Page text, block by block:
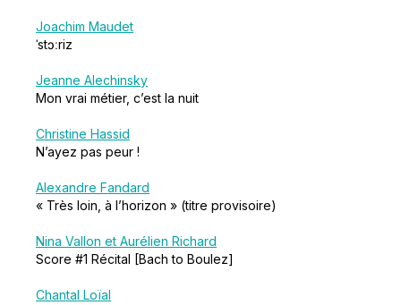
Joachim Maudet
ˈstɔːriz
Jeanne Alechinsky
Mon vrai métier, c’est la nuit
Christine Hassid
N’ayez pas peur !
Alexandre Fandard
« Très loin, à l’horizon » (titre provisoire)
Nina Vallon et Aurélien Richard
Score #1 Récital [Bach to Boulez]
Chantal Loïal